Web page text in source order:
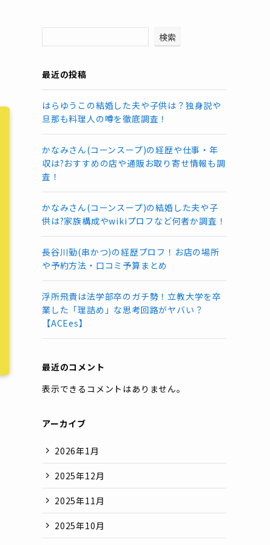
検索
最近の投稿
はらゆうこの結婚した夫や子供は？独身説や
旦那も料理人の噂を徹底調査！
かなみさん(コーンスープ)の経歴や仕事・年
収は?おすすめの店や通販お取り寄せ情報も調
査！
かなみさん(コーンスープ)の結婚した夫や子
供は?家族構成やwikiプロフなど何者か調査！
長谷川勤(串かつ)の経歴プロフ！お店の場所
や予約方法・口コミ予算まとめ
浮所飛貴は法学部卒のガチ勢！立教大学を卒
業した「理詰め」な思考回路がヤバい？
【ACEes】
最近のコメント
表示できるコメントはありません。
アーカイブ
2026年1月
2025年12月
2025年11月
2025年10月